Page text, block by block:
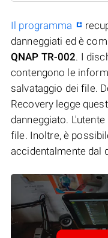
Il programma
danneggiati ed è
QNAP TR-002. I
contengono le
salvataggio dei file.
Recovery legge
danneggiato.
file. Inoltre, è
accidentalmente dal